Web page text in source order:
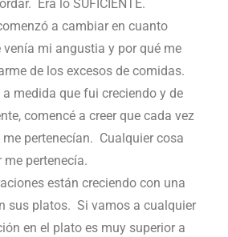
Era lo SUFICIENTE.
a cambiar en cuanto
venía mi angustia y por qué me
de los excesos de comidas.
a medida que fui creciendo y de
comencé a creer que cada vez
pertenecían. Cualquier cosa
pertenecía.
están creciendo con una
sus platos. Si vamos a cualquier
en el plato es muy superior a